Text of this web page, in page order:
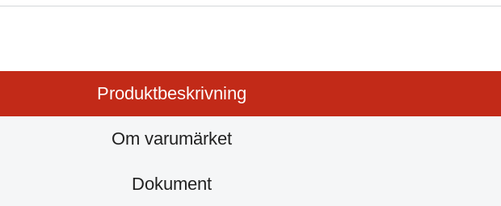
Produktbeskrivning
Om varumärket
Dokument